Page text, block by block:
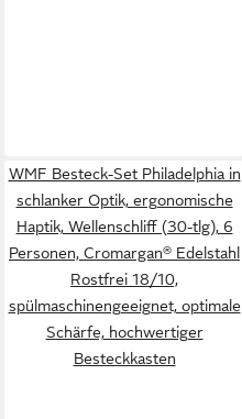
WMF Besteck-Set Philadelphia in
schlanker Optik, ergonomische
Haptik, Wellenschliff (30-tlg), 6
Personen, Cromargan® Edelstahl
Rostfrei 18/10,
spülmaschinengeeignet, optimale
Schärfe, hochwertiger
Besteckkasten